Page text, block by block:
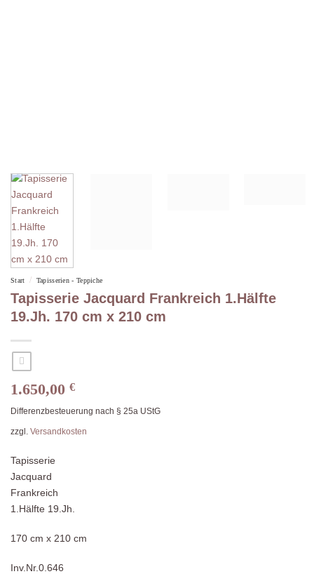
Start / Tapisserien - Teppiche
Tapisserie Jacquard Frankreich 1.Hälfte
19.Jh. 170 cm x 210 cm
1.650,00 €
Differenzbesteuerung nach § 25a UStG
zzgl. Versandkosten
Tapisserie
Jacquard
Frankreich
1.Hälfte 19.Jh.
170 cm x 210 cm
Inv.Nr.0.646